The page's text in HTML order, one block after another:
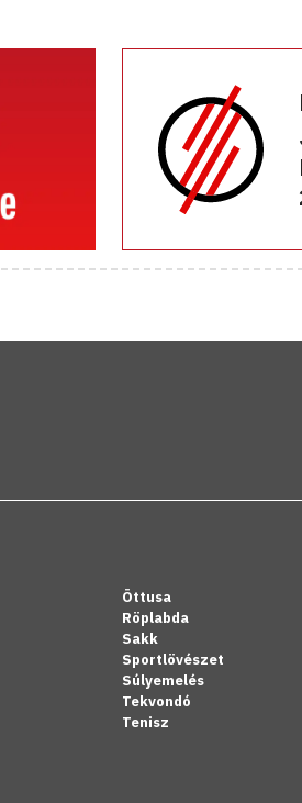
Öttusa
Röplabda
Sakk
Sportlövészet
Súlyemelés
Tekvondó
Tenisz